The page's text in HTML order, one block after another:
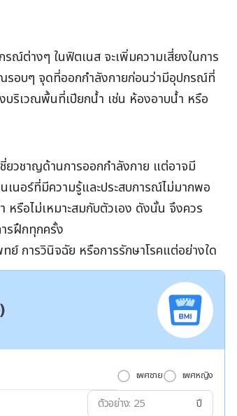
รณ์ต่างๆ ในฟิตเนส จะเพิ่มความเสี่ยงในการ
รอบๆ จุดที่ออกกำลังกายก่อนว่ามีอุปกรณ์ที่
บริเวณพื้นที่เปียกน้ำ เช่น ห้องอาบน้ำ หรือ
ยวชาญด้านการออกกำลังกาย แต่อาจมี
นอร์ที่มีความรู้และประสบการณ์ไม่มากพอ
รือไม่เหมาะสมกับตัวเอง ดังนั้น จึงควร
รฝึกทุกครั้ง
ย์ การวินิจฉัย หรือการรักษาโรคแต่อย่างใด
เพศชาย เพศหญิง
ปี